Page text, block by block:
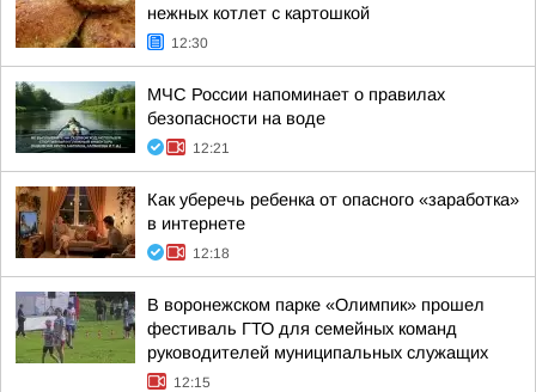
нежных котлет с картошкой
12:30
МЧС России напоминает о правилах
безопасности на воде
12:21
Как уберечь ребенка от опасного «заработка»
в интернете
12:18
В воронежском парке «Олимпик» прошел
фестиваль ГТО для семейных команд
руководителей муниципальных служащих
12:15